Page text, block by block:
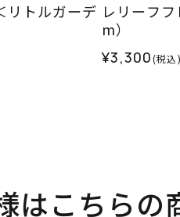
リトルガーデ レリーフ
m）
¥3,300(税込)
はこちらの